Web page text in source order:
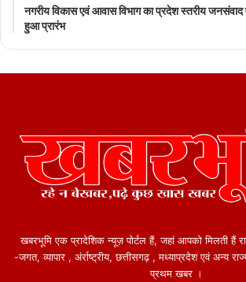
नगरीय विकास एवं आवास विभाग का प्रदेश स्तरीय जनसंवाद
हुआ प्रारंभ
खबरभूमि एक प्रादेशिक न्यूज़ पोर्टल हैं, जहां आपको मिलती हैं
-जगत, व्यापार , अंर्राष्ट्रीय, छत्तीसगढ़ , मध्याप्रदेश एवं अन्य
प्रथम खबर ।